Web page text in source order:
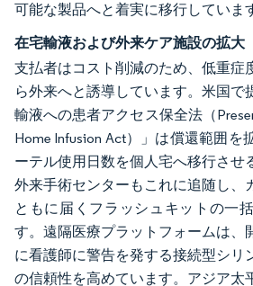
可能な製品へと着実に移行していま
在宅輸液および外来ケア施設の拡大
支払者はコスト削減のため、低重症
ら外来へと誘導しています。米国で
輸液への患者アクセス保全法（
Home Infusion Act）」は償還範囲を
ーテル使用日数を個人宅へ移行させ
外来手術センターもこれに追随し、
ともに届くフラッシュキットの一
す。遠隔医療プラットフォームは、
に看護師に警告を発する接続型シリ
の信頼性を高めています。アジア太